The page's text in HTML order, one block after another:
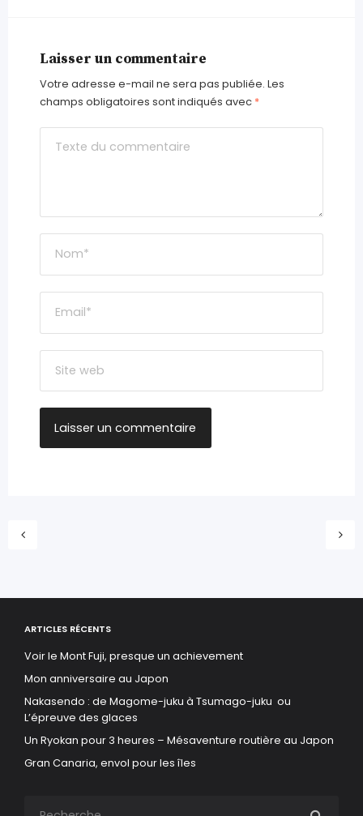
Laisser un commentaire
Votre adresse e-mail ne sera pas publiée. Les
champs obligatoires sont indiqués avec *
ARTICLES RÉCENTS
Voir le Mont Fuji, presque un achievement
Mon anniversaire au Japon
Nakasendo : de Magome-juku à Tsumago-juku ou
L’épreuve des glaces
Un Ryokan pour 3 heures – Mésaventure routière au Japon
Gran Canaria, envol pour les îles